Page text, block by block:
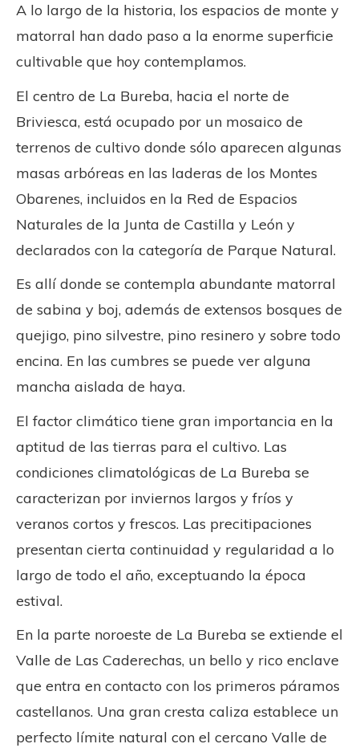
A lo largo de la historia, los espacios de monte y
matorral han dado paso a la enorme superficie
cultivable que hoy contemplamos.
El centro de La Bureba, hacia el norte de
Briviesca, está ocupado por un mosaico de
terrenos de cultivo donde sólo aparecen algunas
masas arbóreas en las laderas de los Montes
Obarenes, incluidos en la Red de Espacios
Naturales de la Junta de Castilla y León y
declarados con la categoría de Parque Natural.
Es allí donde se contempla abundante matorral
de sabina y boj, además de extensos bosques de
quejigo, pino silvestre, pino resinero y sobre todo
encina. En las cumbres se puede ver alguna
mancha aislada de haya.
El factor climático tiene gran importancia en la
aptitud de las tierras para el cultivo. Las
condiciones climatológicas de La Bureba se
caracterizan por inviernos largos y fríos y
veranos cortos y frescos. Las precitipaciones
presentan cierta continuidad y regularidad a lo
largo de todo el año, exceptuando la época
estival.
En la parte noroeste de La Bureba se extiende el
Valle de Las Caderechas, un bello y rico enclave
que entra en contacto con los primeros páramos
castellanos. Una gran cresta caliza establece un
perfecto límite natural con el cercano Valle de